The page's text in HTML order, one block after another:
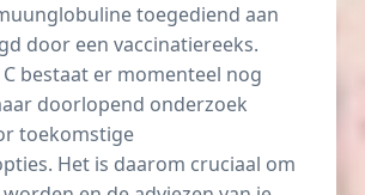
toegediend aan
door een vaccinatiereeks.
bestaat er momenteel nog
doorlopend onderzoek
toekomstige
Het is daarom cruciaal om